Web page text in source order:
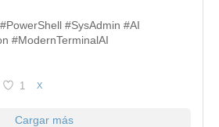
#SysAdmin #AI
#ModernTerminalAI
1 X
Cargar más